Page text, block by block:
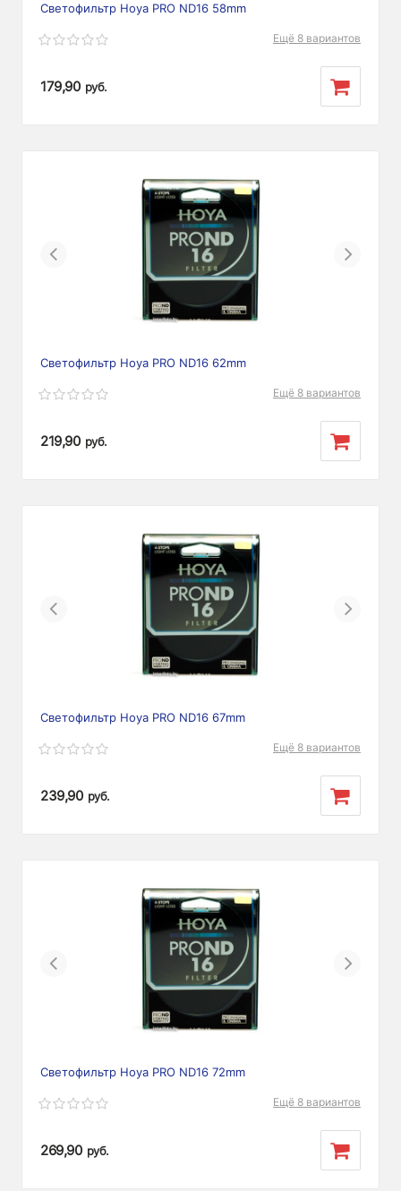
Светофильтр Hoya PRO ND16 58mm
Ещё 8 вариантов
179,90 руб.
Previous Next
Светофильтр Hoya PRO ND16 62mm
Ещё 8 вариантов
219,90 руб.
Previous Next
Светофильтр Hoya PRO ND16 67mm
Ещё 8 вариантов
239,90 руб.
Previous Next
Светофильтр Hoya PRO ND16 72mm
Ещё 8 вариантов
269,90 руб.